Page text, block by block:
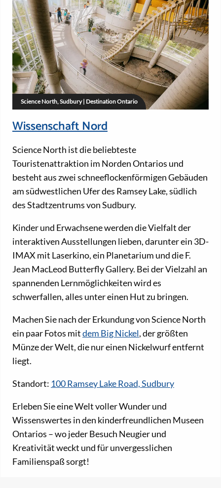
Science North, Sudbury | Destination Ontario
Wissenschaft Nord
Science North ist die beliebteste
Touristenattraktion im Norden Ontarios und
besteht aus zwei schneeflockenförmigen Gebäuden
am südwestlichen Ufer des Ramsey Lake, südlich
des Stadtzentrums von Sudbury.
Kinder und Erwachsene werden die Vielfalt der
interaktiven Ausstellungen lieben, darunter ein 3D-
IMAX mit Laserkino, ein Planetarium und die F.
Jean MacLeod Butterfly Gallery. Bei der Vielzahl an
spannenden Lernmöglichkeiten wird es
schwerfallen, alles unter einen Hut zu bringen.
Machen Sie nach der Erkundung von Science North
ein paar Fotos mitdem Big Nickel, der größten
Münze der Welt, die nur einen Nickelwurf entfernt
liegt.
Standort: 100 Ramsey Lake Road, Sudbury
Erleben Sie eine Welt voller Wunder und
Wissenswertes in den kinderfreundlichen Museen
Ontarios – wo jeder Besuch Neugier und
Kreativität weckt und für unvergesslichen
Familienspaß sorgt!